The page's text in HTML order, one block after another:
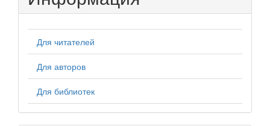
Для читателей
Для авторов
Для библиотек